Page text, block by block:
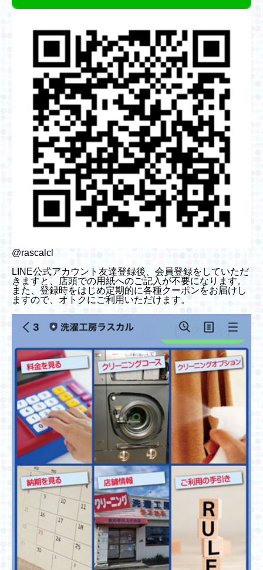
@rascalcl
LINE公式アカウント友達登録後、会員登録をしていただ
きますと、店頭での用紙へのご記入が不要になります。
また、登録時をはじめ定期的に各種クーポンをお届けし
ますので、オトクにご利用いただけます。